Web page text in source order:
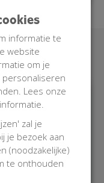
€ 20
en Roos
31 Aug 2025
18:09 uur
informatie te
website
om je
personaliseren
Lees onze
zal je
je bezoek aan
(noodzakelijke)
te onthouden